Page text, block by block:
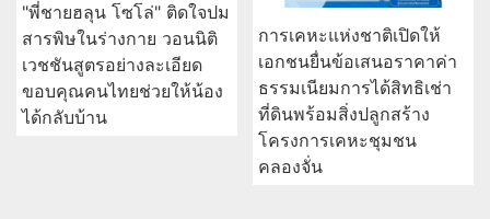
"พี่ชายฮลุน โซโล่" ติดใจปม
สารพิษในร่างกาย วอนนิติ
เวชชันสูตรอย่างละเอียด
ขอบคุณคนไทยช่วยให้น้อง
ได้กลับบ้าน
การเคหะแห่งชาติเปิดให้
เอกชนยื่นข้อเสนอราคาค่า
ธรรมเนียมการได้สิทธิเช่า
ที่ดินพร้อมสิ่งปลูกสร้าง
โครงการเคหะชุมชน
คลองจั่น